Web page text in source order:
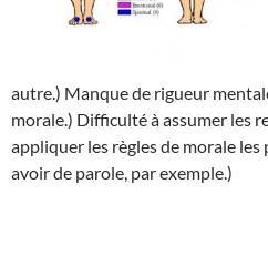
autre.) Manque de rigueur
morale.) Difficulté à assumer les
appliquer les règles de morale les
avoir de parole, par exemple.)